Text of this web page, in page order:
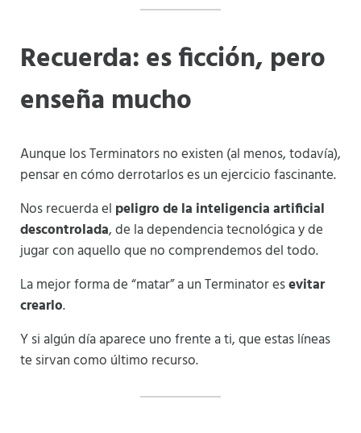
Recuerda: es ficción, pero
enseña mucho
Aunque los Terminators no existen (al menos, todavía),
pensar en cómo derrotarlos es un ejercicio fascinante.
Nos recuerda el peligro de la inteligencia artificial
descontrolada, de la dependencia tecnológica y de
jugar con aquello que no comprendemos del todo.
La mejor forma de “matar” a un Terminator esevitar
crearlo.
Y si algún día aparece uno frente a ti, que estas líneas
te sirvan como último recurso.